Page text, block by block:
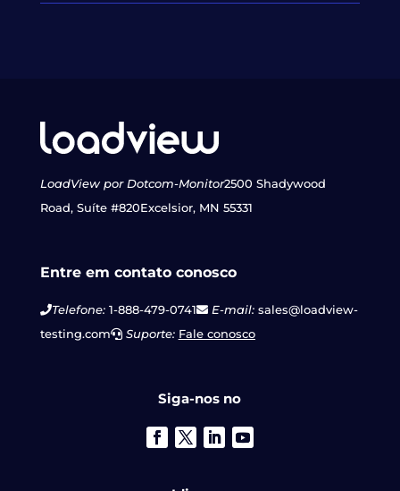
LoadView por Dotcom-Monitor2500 Shadywood
Road, Suíte #820Excelsior, MN 55331
Entre em contato conosco
Telefone:1-888-479-0741 E-mail:sales@loadview-
testing.com
Suporte: Fale conosco
Siga-nos no